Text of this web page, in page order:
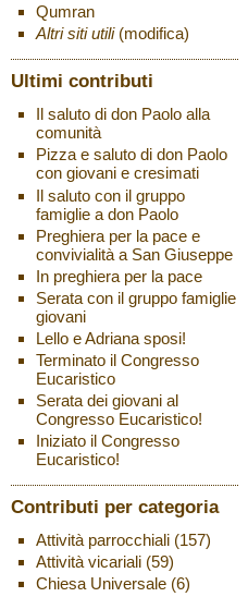
Qumran
Altri siti utili (modifica)
Ultimi contributi
Il saluto di don Paolo alla
comunità
Pizza e saluto di don Paolo
con giovani e cresimati
Il saluto con il gruppo
famiglie a don Paolo
Preghiera per la pace e
convivialità a San Giuseppe
In preghiera per la pace
Serata con il gruppo famiglie
giovani
Lello e Adriana sposi!
Terminato il Congresso
Eucaristico
Serata dei giovani al
Congresso Eucaristico!
Iniziato il Congresso
Eucaristico!
Contributi per categoria
Attività parrocchiali(157)
Attività vicariali(59)
Chiesa Universale(6)